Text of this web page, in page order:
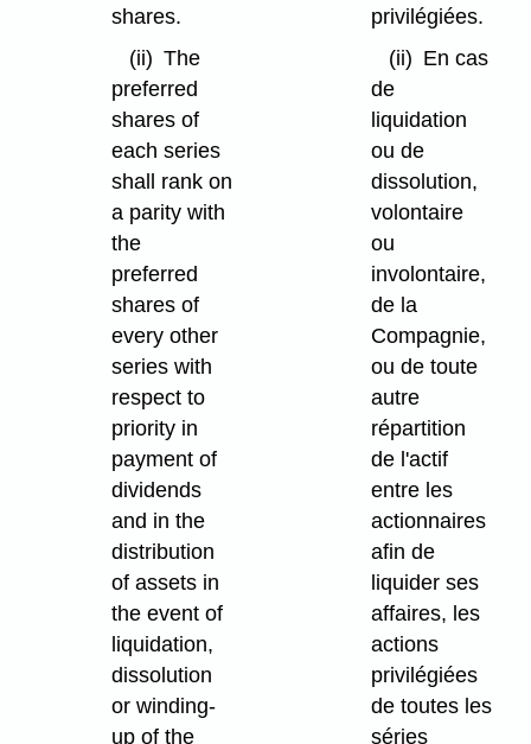
shares.
(ii) The
preferred
shares of
each series
shall rank on
a parity with
the
preferred
shares of
every other
series with
respect to
priority in
payment of
dividends
and in the
distribution
of assets in
the event of
liquidation,
dissolution
or winding-
up of the
privilégiées.
(ii) En cas
de
liquidation
ou de
dissolution,
volontaire
ou
involontaire,
de la
Compagnie,
ou de toute
autre
répartition
de l'actif
entre les
actionnaires
afin de
liquider ses
affaires, les
actions
privilégiées
de toutes les
séries